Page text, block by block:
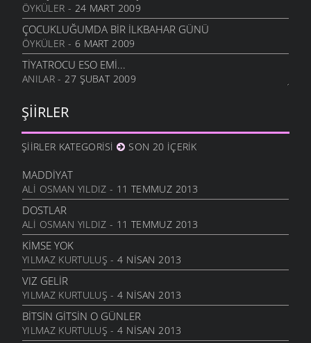
ÇORUH
23 EKIM 2009
RUHUMDAKI BOŞLUK
23 EKIM 2009
İYI KI VARSIN KÖYÜM
GEL GÖR KI
3 EYLÜL 2009
ZANNETME
KÖYÜMÜZ
29 MAYIS 2009
ISSIZ
29 MAYIS 2009
ANNECIĞIM
11 MAYIS 2009
MEKTUP
8 MAYIS 2009
BEBEĞIM
ÖYKÜLER - 24 MART 2009
ÇOCUKLUĞUMDA BIR İLKBAHAR GÜNÜ
ÖYKÜLER - 6 MART 2009
TIYATROCU ESO EMI...
ANILAR- 27 ŞUBAT 2009
ŞIIRLER
ŞIIRLER KATEGORISI SON 20 İÇERIK
MADDIYAT
ALI OSMAN YILDIZ - 11 TEMMUZ 2013
DOSTLAR
ALI OSMAN YILDIZ - 11 TEMMUZ 2013
KIMSE YOK
YILMAZ KURTULUŞ - 4 NISAN 2013
VIZ GELIR
YILMAZ KURTULUŞ - 4 NISAN 2013
BITSIN GITSIN O GÜNLER
YILMAZ KURTULUŞ - 4 NISAN 2013